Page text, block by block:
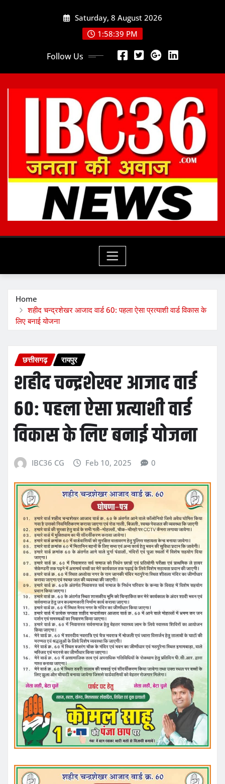
Saturday, 8 August 2026
1:58:41 PM
Follow Us
Home
शहीद चन्द्रशेखर आजाद वार्ड 60: पहला ऐसा प्रत्याशी वार्ड विकास के
लिए बनाई योजना
छत्तीसगढ़ रायपुर
शहीद चन्द्रशेखर आजाद वार्ड
60: पहला ऐसा प्रत्याशी वार्ड
विकास के लिए बनाई योजना
IBC36 CG Feb 10, 2025 0